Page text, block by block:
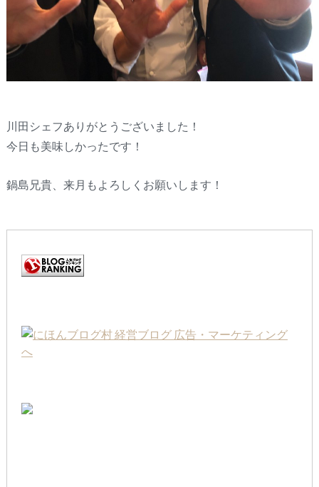
川田シェフありがとうございました！
今日も美味しかったです！
鍋島兄貴、来月もよろしくお願いします！